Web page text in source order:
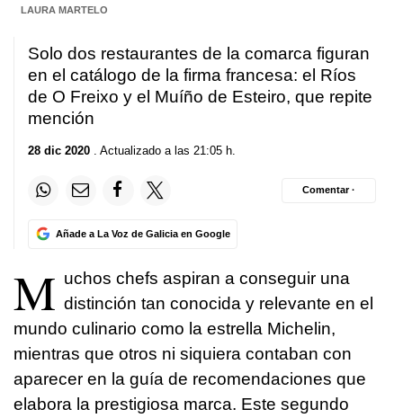
LAURA MARTELO
Solo dos restaurantes de la comarca figuran
en el catálogo de la firma francesa: el Ríos
de O Freixo y el Muíño de Esteiro, que repite
mención
28 dic 2020 . Actualizado a las 21:05 h.
Añade a La Voz de Galicia en Google
Comentar ·
M uchos chefs aspiran a conseguir una
distinción tan conocida y relevante en el
mundo culinario como la estrella Michelin,
mientras que otros ni siquiera contaban con
aparecer en la guía de recomendaciones que
elabora la prestigiosa marca. Este segundo